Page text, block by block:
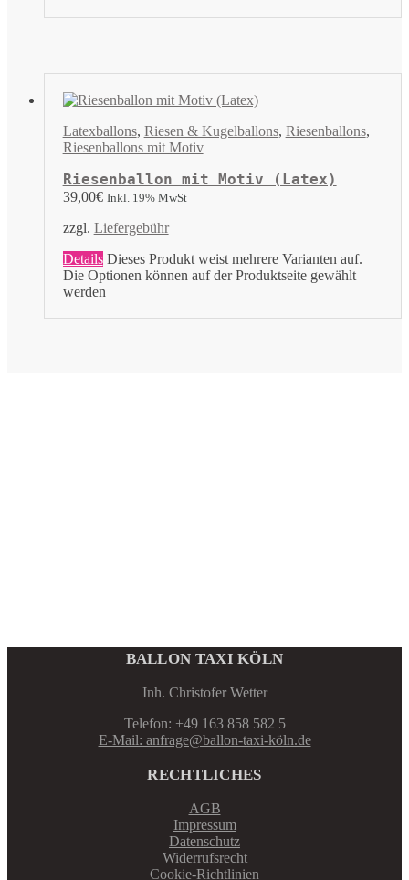
Latexballons, Riesen & Kugelballons, Riesenballons,
Riesenballons mit Motiv
Riesenballon mit Motiv (Latex)
39,00€ Inkl. 19% MwSt
zzgl. Liefergebühr
Details Dieses Produkt weist mehrere Varianten auf.
Die Optionen können auf der Produktseite gewählt
werden
BALLON TAXI KÖLN
Inh. Christofer Wetter
Telefon: +49 163 858 582 5
E-Mail: anfrage@ballon-taxi-köln.de
RECHTLICHES
AGB
Impressum
Datenschutz
Widerrufsrecht
Cookie-Richtlinien